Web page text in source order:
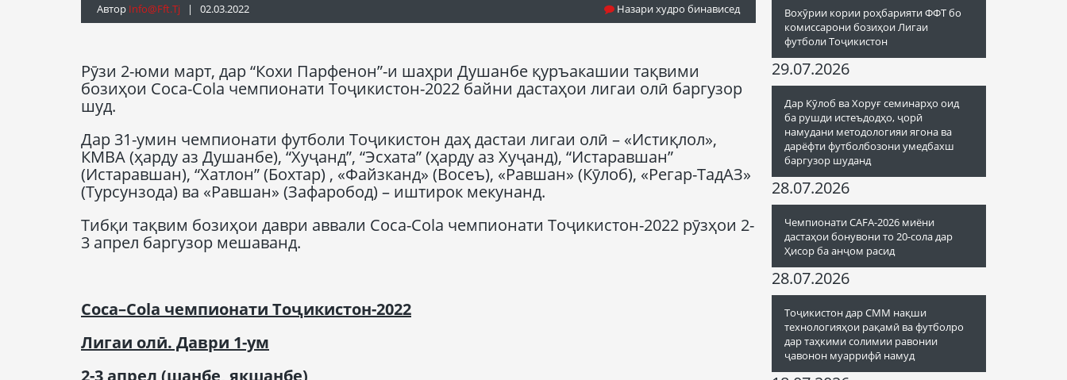
Автор Info@fft.tj | 02.03.2022 Назари худро бинависед
Рӯзи 2-юми март, дар “Кохи Парфенон”-и шаҳри Душанбе қуръакашии тақвими
бозиҳои Coca-Cola чемпионати Тоҷикистон-2022 байни дастаҳои лигаи олӣ баргузор
шуд.
Дар 31-умин чемпионати футболи Тоҷикистон даҳ дастаи лигаи олӣ – «Истиқлол»,
КМВА (ҳарду аз Душанбе), “Хуҷанд”, “Эсхата” (ҳарду аз Хуҷанд), “Истаравшан”
(Истаравшан), “Хатлон” (Бохтар) , «Файзканд» (Восеъ), «Равшан» (Кӯлоб), «Регар-ТадАЗ»
(Турсунзода) ва «Равшан» (Зафаробод) – иштирок мекунанд.
Тибқи тақвим бозиҳои даври аввали Coca-Cola чемпионати Тоҷикистон-2022 рӯзҳои 2-
3 апрел баргузор мешаванд.
Coca–Cola чемпионати Тоҷикистон-2022
Лигаи олӣ. Даври 1-ум
2-3 апрел (шанбе, якшанбе)
Вохӯрии кории роҳбарияти ФФТ бо
комиссарони бозиҳои Лигаи
футболи Тоҷикистон
29.07.2026
Дар Кӯлоб ва Хоруғ семинарҳо оид
ба рушди истеъдодҳо, ҷорӣ
намудани методологияи ягона ва
дарёфти футболбозони умедбахш
баргузор шуданд
28.07.2026
Чемпионати CAFA-2026 миёни
дастаҳои бонувони то 20-сола дар
Ҳисор ба анҷом расид
28.07.2026
Тоҷикистон дар СММ нақши
технологияҳои рақамӣ ва футболро
дар таҳкими солимии равонии
ҷавонон муаррифӣ намуд